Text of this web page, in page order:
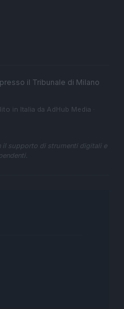
il Tribunale di Milano
in Italia da AdHub Media
il supporto di strumenti digitali e